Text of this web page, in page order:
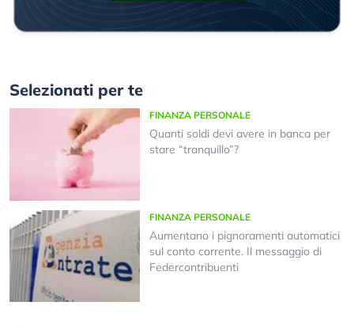
Selezionati per te
FINANZA PERSONALE
Quanti soldi devi avere in banca per
stare “tranquillo”?
FINANZA PERSONALE
Aumentano i pignoramenti automatici
sul conto corrente. Il messaggio di
Federcontribuenti